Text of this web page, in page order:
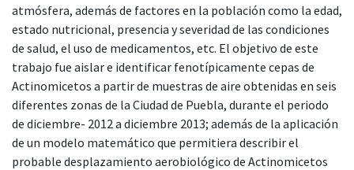
atmósfera, además de factores en la población como la edad,
estado nutricional, presencia y severidad de las condiciones
de salud, el uso de medicamentos, etc. El objetivo de este
trabajo fue aislar e identificar fenotípicamente cepas de
Actinomicetos a partir de muestras de aire obtenidas en seis
diferentes zonas de la Ciudad de Puebla, durante el periodo
de diciembre- 2012 a diciembre 2013; además de la aplicación
de un modelo matemático que permitiera describir el
probable desplazamiento aerobiológico de Actinomicetos